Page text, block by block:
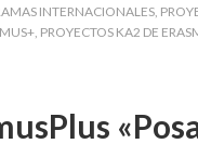
INTERNACIONALES,
, PROYECTOS KA2 DE